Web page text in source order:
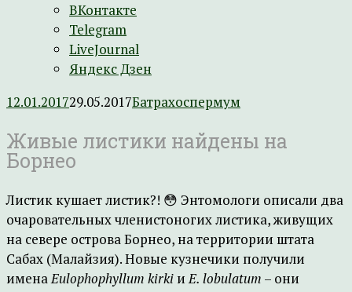
ВКонтакте
Telegram
LiveJournal
Яндекс Дзен
12.01.201729.05.2017Батрахоспермум
Живые листики найдены на
Борнео
Листик кушает листик?! 😳 Энтомологи описали два
очаровательных членистоногих листика, живущих
на севере острова Борнео, на территории штата
Сабах (Малайзия). Новые кузнечики получили
именаEulophophyllum kirki иE. lobulatum – они